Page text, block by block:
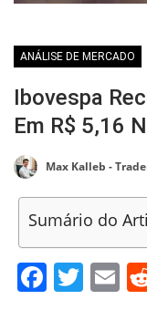
ANÁLISE DE MERCADO
Ibovespa
Em R$ 5,16
Max Kalleb -
Sumário do